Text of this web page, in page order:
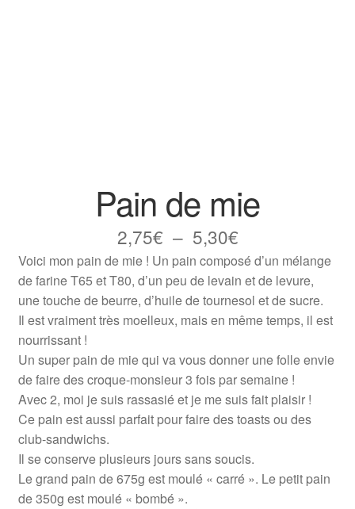
Pain de mie
2,75€ – 5,30€Plage
de
prix :
2,75€
5,30€
Voici mon pain de mie ! Un pain composé d’un mélange
de farine T65 et T80, d’un peu de levain et de levure,
une touche de beurre, d’huile de tournesol et de sucre.
Il est vraiment très moelleux, mais en même temps, il est
nourrissant !
Un super pain de mie qui va vous donner une folle envie
de faire des croque-monsieur 3 fois par semaine !
Avec 2, moi je suis rassasié et je me suis fait plaisir !
Ce pain est aussi parfait pour faire des toasts ou des
club-sandwichs.
Il se conserve plusieurs jours sans soucis.
Le grand pain de 675g est moulé « carré ». Le petit pain
de 350g est moulé « bombé ».